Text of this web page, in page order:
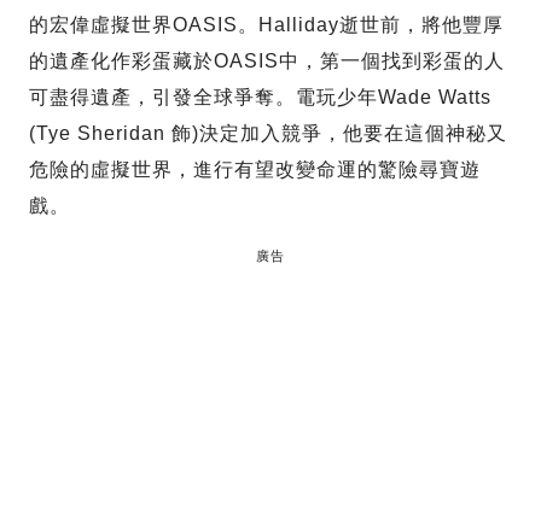
的宏偉虛擬世界OASIS。Halliday逝世前，將他豐厚
的遺產化作彩蛋藏於OASIS中，第一個找到彩蛋的人
可盡得遺產，引發全球爭奪。電玩少年Wade Watts
(Tye Sheridan 飾)決定加入競爭，他要在這個神秘又
危險的虛擬世界，進行有望改變命運的驚險尋寶遊
戲。
廣告